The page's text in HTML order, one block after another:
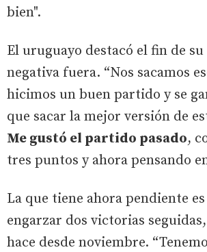
bien".
El uruguayo destacó el fin de
negativa fuera. “Nos sacamos
hicimos un buen partido y se
que sacar la mejor versión de
Me gustó el partido pasado,
tres puntos y ahora pensando
La que tiene ahora pendiente
engarzar dos victorias
hace desde noviembre.